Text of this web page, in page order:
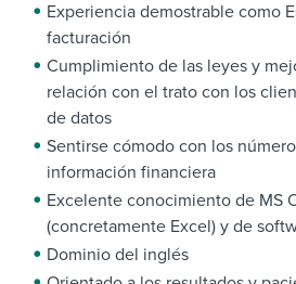
Experiencia demostrable como
facturación
Cumplimiento de las leyes y
relación con el trato con los
de datos
Sentirse cómodo con los
información financiera
Excelente conocimiento de MS
(concretamente Excel) y de
Dominio del inglés